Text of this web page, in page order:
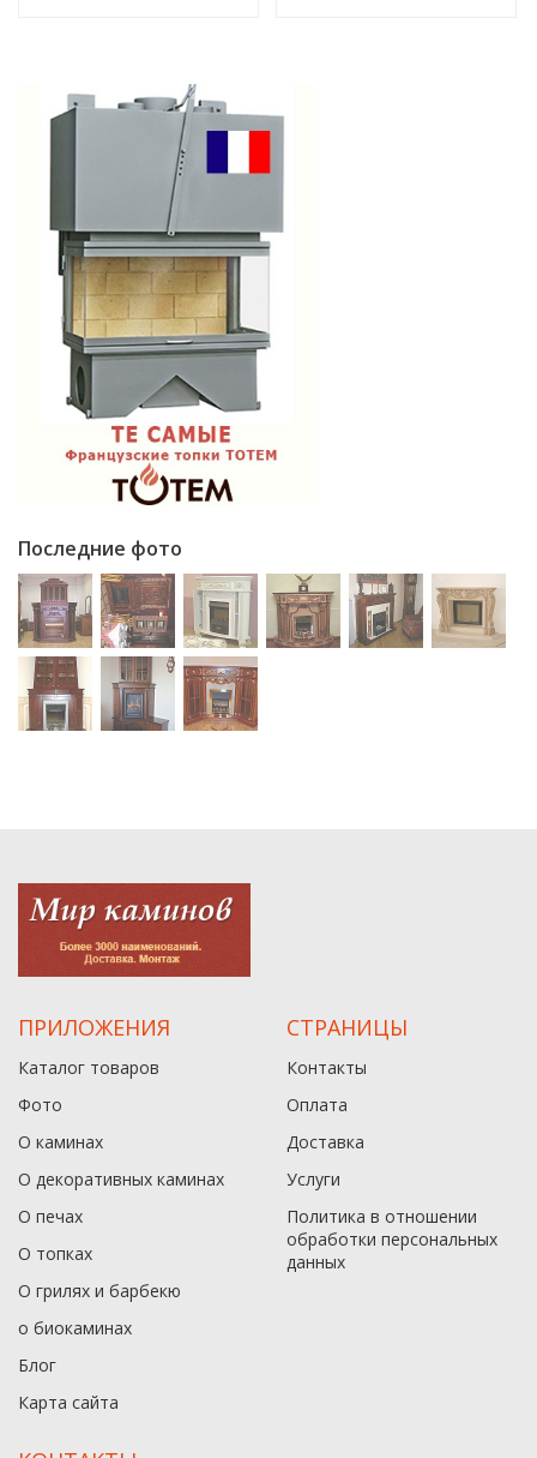
Последние фото
ПРИЛОЖЕНИЯ
Каталог товаров
Фото
О каминах
О декоративных каминах
О печах
О топках
О грилях и барбекю
о биокаминах
Блог
Карта сайта
СТРАНИЦЫ
Контакты
Оплата
Доставка
Услуги
Политика в отношении
обработки персональных
данныx